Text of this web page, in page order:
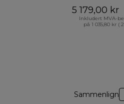
5 179,00 kr
Inkludert MVA-
på 1 035,80 kr (
Sammenlign